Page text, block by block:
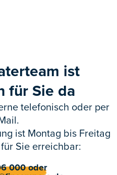
ist
für Sie da
telefonisch oder per
ist Montag bis Freitag
Sie erreichbar:
000 oder